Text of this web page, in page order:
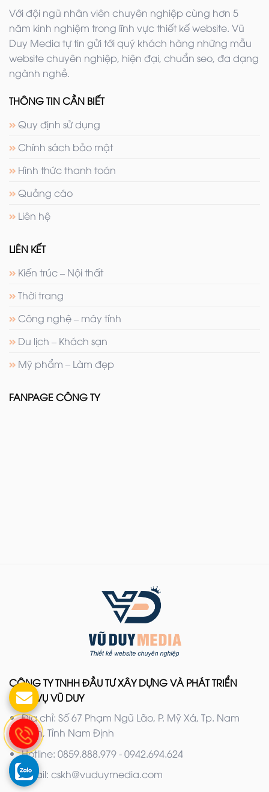
Với đội ngũ nhân viên chuyên nghiệp cùng hơn 5
năm kinh nghiệm trong lĩnh vực thiết kế website. Vũ
Duy Media tự tin gửi tới quý khách hàng những mẫu
website chuyên nghiệp, hiện đại, chuẩn seo, đa dạng
ngành nghề.
THÔNG TIN CẦN BIẾT
Quy định sử dụng
Chính sách bảo mật
Hình thức thanh toán
Quảng cáo
Liên hệ
LIÊN KẾT
Kiến trúc – Nội thất
Thời trang
Công nghệ – máy tính
Du lịch – Khách sạn
Mỹ phẩm – Làm đẹp
FANPAGE CÔNG TY
CÔNG TY TNHH ĐẦU TƯ XÂY DỰNG VÀ PHÁT TRIỂN
DỊCH VỤ VŨ DUY
Địa chỉ: Số 67 Phạm Ngũ Lão, P. Mỹ Xá, Tp. Nam
Định, Tỉnh Nam Định
Hotline: 0859.888.979 - 0942.694.624
Email: cskh@vuduymedia.com